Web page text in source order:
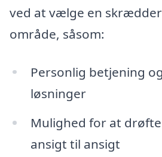
ved at vælge en
område, såsom:
Personlig betjening
løsninger
Mulighed for at
ansigt til ansigt